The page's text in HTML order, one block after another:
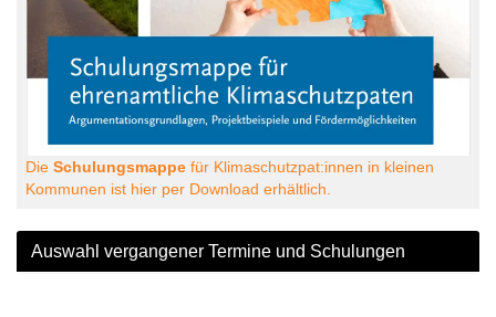
Die Schulungsmappe für Klimaschutzpat:innen in kleinen
Kommunen ist hier per Download erhältlich.
Auswahl vergangener Termine und Schulungen